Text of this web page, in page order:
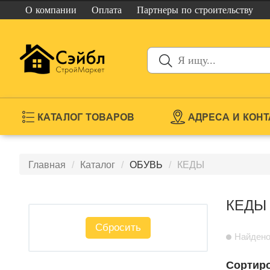
О компании Оплата Партнеры по строительству
КАТАЛОГ ТОВАРОВ АДРЕСА И
Главная Каталог ОБУВЬ КЕДЫ
Сбросить
КЕДЫ